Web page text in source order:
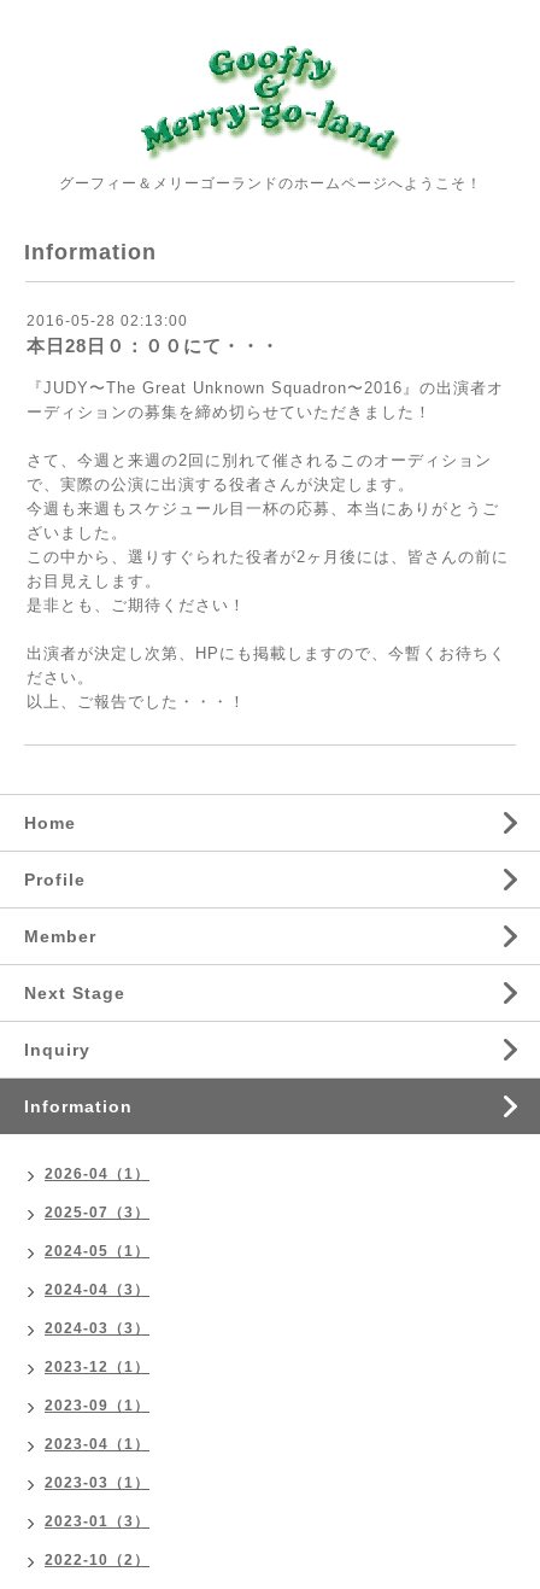
グーフィー＆メリーゴーランドのホームページへようこそ！
Information
2016-05-28 02:13:00
本日28日０：００にて・・・
『JUDY〜The Great Unknown Squadron〜2016』の出演者オ
ーディションの募集を締め切らせていただきました！
さて、今週と来週の2回に別れて催されるこのオーディション
で、実際の公演に出演する役者さんが決定します。
今週も来週もスケジュール目一杯の応募、本当にありがとうご
ざいました。
この中から、選りすぐられた役者が2ヶ月後には、皆さんの前に
お目見えします。
是非とも、ご期待ください！
出演者が決定し次第、HPにも掲載しますので、今暫くお待ちく
ださい。
以上、ご報告でした・・・！
Home
Profile
Member
Next Stage
Inquiry
Information
2026-04（1）
2025-07（3）
2024-05（1）
2024-04（3）
2024-03（3）
2023-12（1）
2023-09（1）
2023-04（1）
2023-03（1）
2023-01（3）
2022-10（2）